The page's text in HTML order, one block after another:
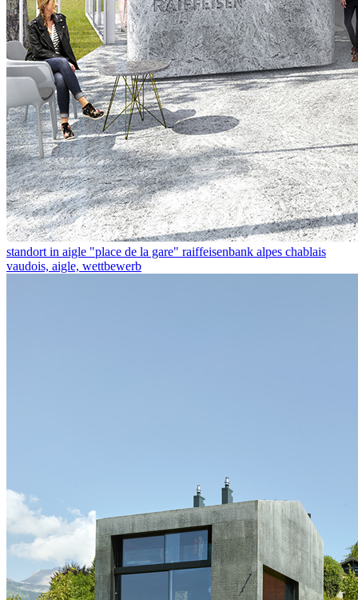
standort in aigle "place de la gare" raiffeisenbank alpes chablais
vaudois, aigle, wettbewerb